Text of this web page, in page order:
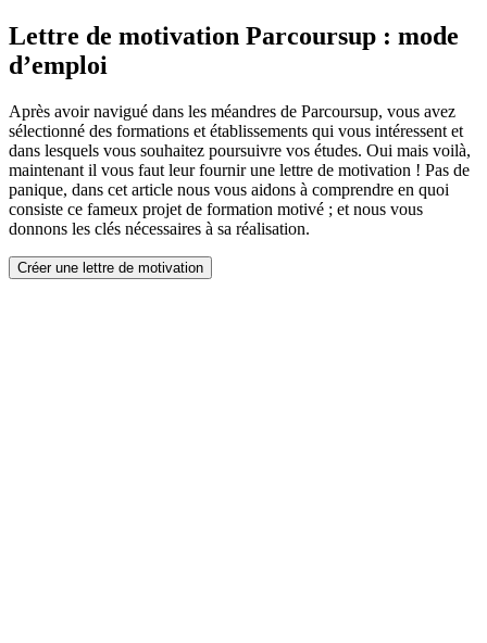
Lettre de motivation Parcoursup : mode
d’emploi
Après avoir navigué dans les méandres de Parcoursup, vous avez
sélectionné des formations et établissements qui vous intéressent et
dans lesquels vous souhaitez poursuivre vos études. Oui mais voilà,
maintenant il vous faut leur fournir une lettre de motivation ! Pas de
panique, dans cet article nous vous aidons à comprendre en quoi
consiste ce fameux projet de formation motivé ; et nous vous
donnons les clés nécessaires à sa réalisation.
Créer une lettre de motivation